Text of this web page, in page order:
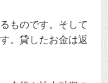
ものです。そして
。貸したお金は返